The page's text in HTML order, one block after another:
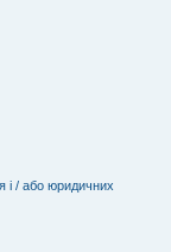
і / або юридичних